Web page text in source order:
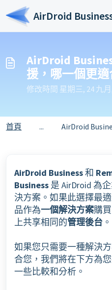
略過至主要內容
AirDroid
AirDroid
援，哪一個更適
修改時間 星期三, 24 九月
首頁 ... AirDroid Business 或 商務遠端支援，哪一個更
AirDroid Business和
Business 是 AirDroid 為
決方案。如果此選擇最
品作為一個解決方案購
上共享相同的管理後台 。
如果您只需要一種解決
合您，我們將在下方為
一些比較和分析。